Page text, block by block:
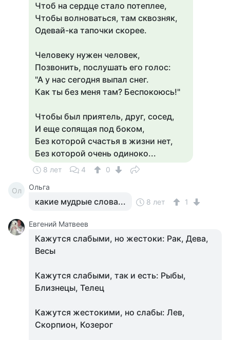
Чтоб на сердце стало потеплее,
Чтобы волноваться, там сквозняк,
Одевай-ка тапочки скорее.
Человеку нужен человек,
Позвонить, послушать его голос:
"А у нас сегодня выпал снег.
Как ты без меня там? Беспокоюсь!"
Чтобы был приятель, друг, сосед,
И еще сопящая под боком,
Без которой счастья в жизни нет,
Без которой очень одиноко...
8 лет 4 0
Ол Ольга
какие мудрые слова... 8 лет 1
Евгений Матвеев
Кажутся слабыми, но жестоки: Рак, Дева,
Весы
Кажутся слабыми, так и есть: Рыбы,
Близнецы, Телец
Кажутся жестокими, но слабы: Лев,
Скорпион, Козерог